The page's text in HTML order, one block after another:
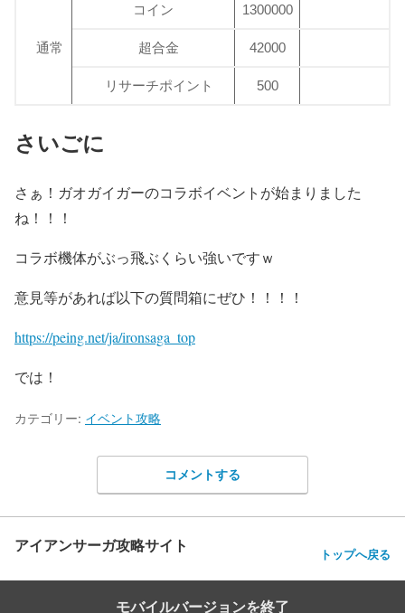
通常
コイン 1300000
超合金 42000
リサーチポイント 500
さいごに
さぁ！ガオガイガーのコラボイベントが始まりました
ね！！！
コラボ機体がぶっ飛ぶくらい強いですｗ
意見等があれば以下の質問箱にぜひ！！！！
https://peing.net/ja/ironsaga_top
では！
カテゴリー: イベント攻略
コメントする
アイアンサーガ攻略サイト トップへ戻る
モバイルバージョンを終了